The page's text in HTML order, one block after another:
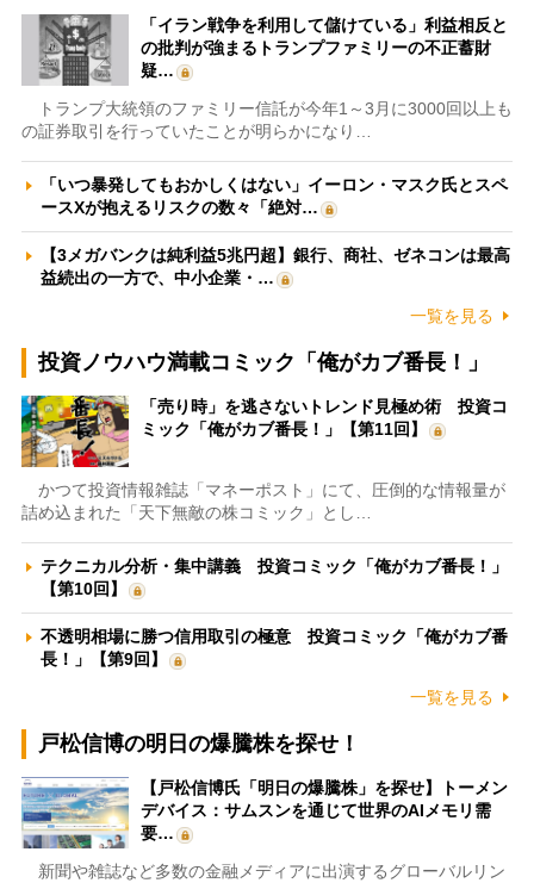
「イラン戦争を利用して儲けている」利益相反と
の批判が強まるトランプファミリーの不正蓄財
疑…
トランプ大統領のファミリー信託が今年1～3月に3000回以上も
の証券取引を行っていたことが明らかになり…
「いつ暴発してもおかしくはない」イーロン・マスク氏とスペ
ースXが抱えるリスクの数々「絶対…
【3メガバンクは純利益5兆円超】銀行、商社、ゼネコンは最高
益続出の一方で、中小企業・…
一覧を見る
投資ノウハウ満載コミック「俺がカブ番長！」
「売り時」を逃さないトレンド見極め術 投資コ
ミック「俺がカブ番長！」【第11回】
かつて投資情報雑誌「マネーポスト」にて、圧倒的な情報量が
詰め込まれた「天下無敵の株コミック」とし…
テクニカル分析・集中講義 投資コミック「俺がカブ番長！」
【第10回】
不透明相場に勝つ信用取引の極意 投資コミック「俺がカブ番
長！」【第9回】
一覧を見る
戸松信博の明日の爆騰株を探せ！
【戸松信博氏「明日の爆騰株」を探せ】トーメン
デバイス：サムスンを通じて世界のAIメモリ需
要…
新聞や雑誌など多数の金融メディアに出演するグローバルリン